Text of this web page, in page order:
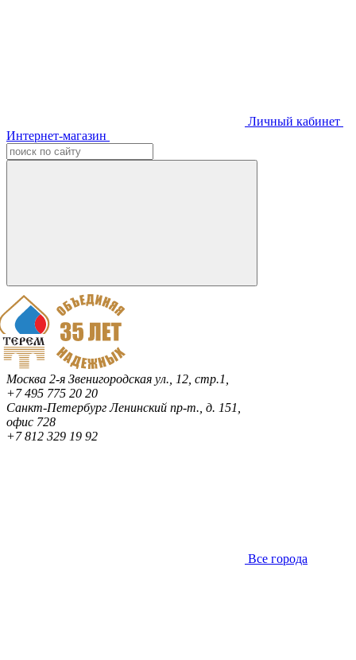
Личный кабинет
Интернет-магазин
Москва 2-я Звенигородская ул., 12, стр.1,
+7 495 775 20 20
Санкт-ПетербургЛенинский пр-т., д. 151,
офис 728
+7 812 329 19 92
Все города